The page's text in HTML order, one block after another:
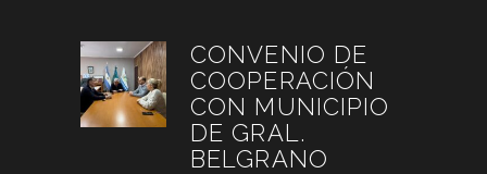
CONVENIO DE
COOPERACIÓN
CON MUNICIPIO
DE GRAL.
BELGRANO